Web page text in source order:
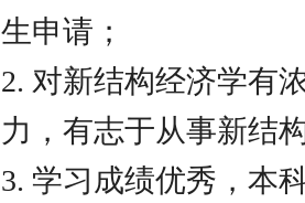
生申请；
2. 对新结构经济学有
力，有志于从事新结
3. 学习成绩优秀，本